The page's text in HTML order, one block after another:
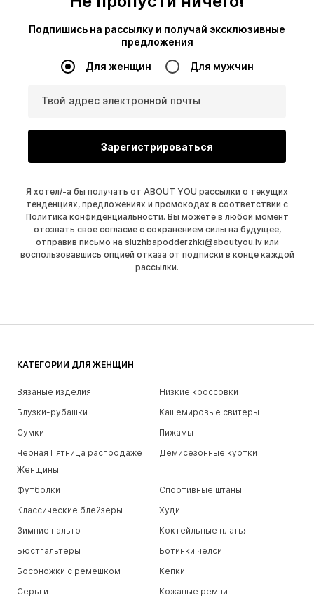
Подпишись на рассылку и получай эксклюзивные
предложения
Для женщин Для мужчин
Твой адрес электронной почты
Зарегистрироваться
Я хотел/-а бы получать от ABOUT YOU рассылки о текущих
тенденциях, предложениях и промокодах в соответствии с
Политика конфиденциальности. Вы можете в любой момент
отозвать свое согласие с сохранением силы на будущее,
отправив письмо на sluzhbapodderzhki@aboutyou.lvили
воспользовавшись опцией отказа от подписки в конце каждой
рассылки.
КАТЕГОРИИ ДЛЯ ЖЕНЩИН
Вязаные изделия
Низкие кроссовки
Блузки-рубашки
Кашемировые свитеры
Сумки
Пижамы
Черная Пятница распродаже
Женщины
Демисезонные куртки
Футболки
Спортивные штаны
Классические блейзеры
Худи
Зимние пальто
Коктейльные платья
Бюстгальтеры
Ботинки челси
Босоножки с ремешком
Кепки
Серьги
Кожаные ремни